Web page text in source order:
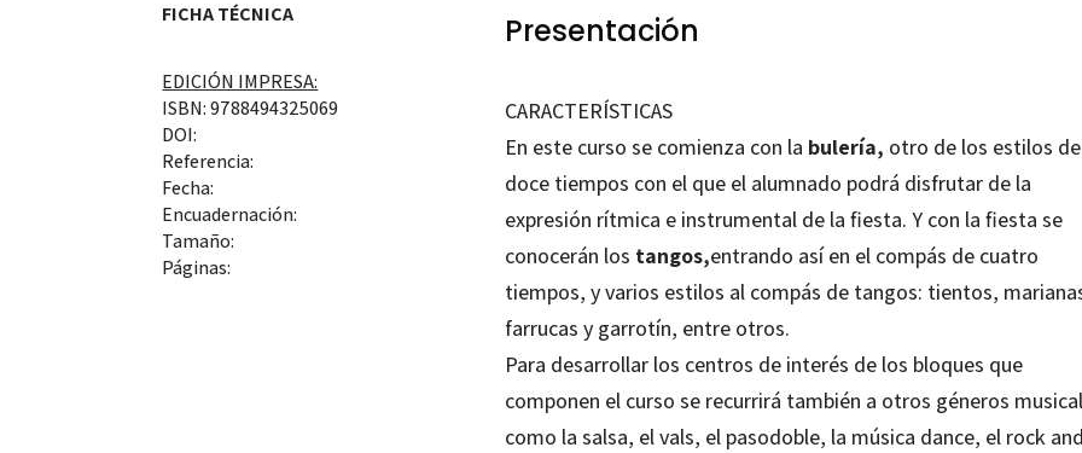
FICHA TÉCNICA
EDICIÓN IMPRESA:
ISBN: 9788494325069
DOI:
Referencia:
Fecha:
Encuadernación:
Tamaño:
Páginas:
Presentación
CARACTERÍSTICAS
En este curso se comienza con la bulería, otro de los estilos de
doce tiempos con el que el alumnado podrá disfrutar de la
expresión rítmica e instrumental de la fiesta. Y con la fiesta se
conocerán los tangos,entrando así en el compás de cuatro
tiempos, y varios estilos al compás de tangos: tientos,
farrucas y garrotín, entre otros.
Para desarrollar los centros de interés de los bloques que
componen el curso se recurrirá también a otros géneros
como la salsa, el vals, el pasodoble, la música dance, el rock